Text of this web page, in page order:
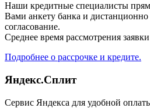
Наши кредитные специалисты
Вами анкету банка и дистанционно
согласование.
Среднее время рассмотрения
Подробнее о рассрочке и кредите.
Яндекс.Сплит
Сервис Яндекса для удобной